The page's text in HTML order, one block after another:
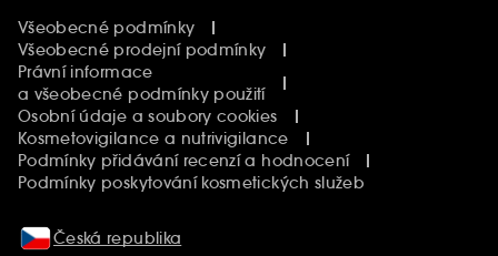
Všeobecné podmínky
Všeobecné prodejní podmínky
Právní informace
a všeobecné podmínky použití
Osobní údaje a soubory cookies
Kosmetovigilance a nutrivigilance
Podmínky přidávání recenzí a hodnocení
Podmínky poskytování kosmetických služeb
Česká republika